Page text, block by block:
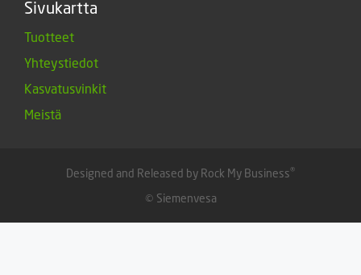
Sivukartta
Tuotteet
Yhteystiedot
Kasvatusvinkit
Meistä
Designed and Released by Rock My Business®
© Siemenvesa